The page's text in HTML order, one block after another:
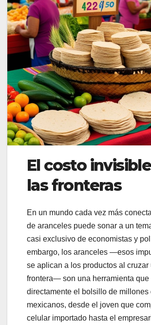
El costo
las fronteras
En un mundo cada vez más
de aranceles puede sonar a un
casi exclusivo de economistas y
embargo, los aranceles —esos
se aplican a los productos al cruzar
frontera— son una herramienta que
directamente el bolsillo de millones
mexicanos, desde el joven que
celular importado hasta el